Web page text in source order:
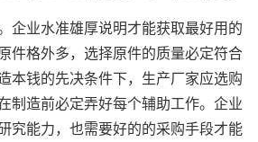
企业水准雄厚说明才能获取最好用的
件格外多，选择原件的质量必定符合
本钱的先决条件下，生产厂家应选购
制造前必定弄好每个辅助工作。企业
究能力，也需要好的的采购手段才能